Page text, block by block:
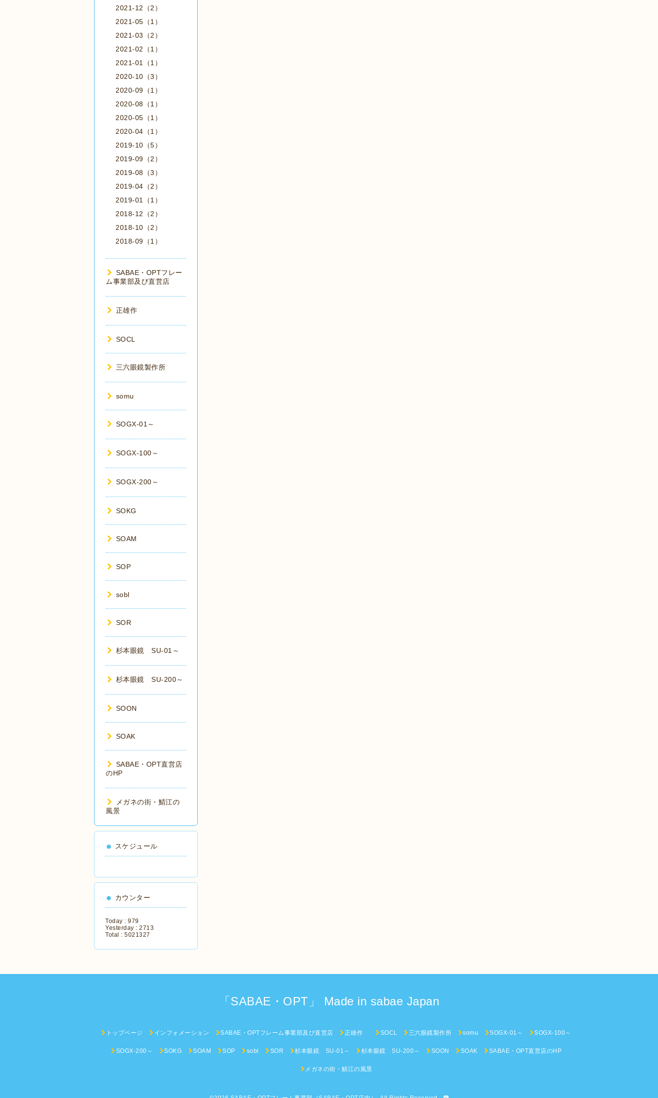
2021-12（2）
2021-05（1）
2021-03（2）
2021-02（1）
2021-01（1）
2020-10（3）
2020-09（1）
2020-08（1）
2020-05（1）
2020-04（1）
2019-10（5）
2019-09（2）
2019-08（3）
2019-04（2）
2019-01（1）
2018-12（2）
2018-10（2）
2018-09（1）
SABAE・OPTフレー
ム事業部及び直営店
正雄作
SOCL
三六眼鏡製作所
somu
SOGX-01～
SOGX-100～
SOGX-200～
SOKG
SOAM
SOP
sobl
SOR
杉本眼鏡 SU-01～
杉本眼鏡 SU-200～
SOON
SOAK
SABAE・OPT直営店
のHP
メガネの街・鯖江の
風景
スケジュール
カウンター
Today : 979
Yesterday : 2713
Total : 5021327
「SABAE・OPT」 Made in sabae Japan
トップページ インフォメーション SABAE・OPTフレーム事業部及び直営店 正雄作 SOCL 三六眼鏡製作所 somu SOGX-01～ SOGX-100～
SOGX-200～ SOKG SOAM SOP sobl SOR 杉本眼鏡 SU-01～ 杉本眼鏡 SU-200～ SOON SOAK SABAE・OPT直営店のHP
メガネの街・鯖江の風景